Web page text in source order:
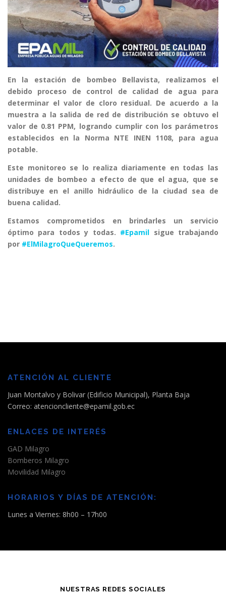
En la estación de bombeo Bellavista, realizamos el
debido proceso de control de calidad de agua para
determinar el valor de cloro residual. De acuerdo a la
muestra a la salida de red de distribución se obtuvo el
valor de 0.81 PPM, logrando cumplir con los parámetros
establecidos en la Norma NTE INEN 1108, para agua
potable.
Este monitoreo se lo realiza diariamente en todas las
unidades de bombeo a efecto de que el agua, que se
distribuye en el anillo hidráulico de la ciudad sea de
buena calidad.
Estamos comprometidos en brindarles un servicio
óptimo para todos y todas. #Epamil sigue trabajando
por #ElMilagroQueQueremos.
ATENCIÓN AL CLIENTE
Juan Montalvo y Bolivar (Edificio Municipal), Planta Baja
Correo: atencioncliente@epamil.gob.ec
ENLACES DE INTERÉS
GAD Milagro
Bomberos Milagro
Movilidad Milagro
HORARIOS Y DÍAS DE ATENCIÓN:
Lunes a Viernes: 8h00 – 17h00
NUESTRAS REDES SOCIALES